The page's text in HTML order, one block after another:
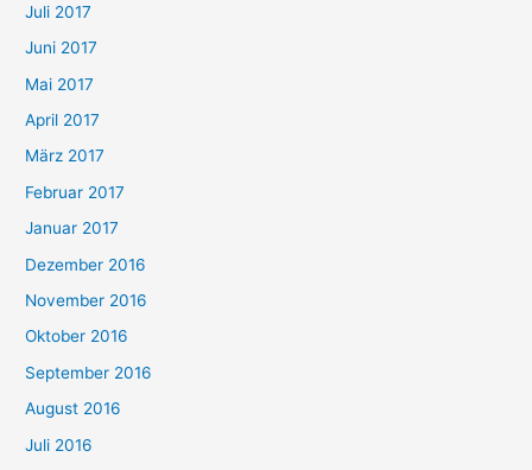
Juli 2017
Juni 2017
Mai 2017
April 2017
März 2017
Februar 2017
Januar 2017
Dezember 2016
November 2016
Oktober 2016
September 2016
August 2016
Juli 2016